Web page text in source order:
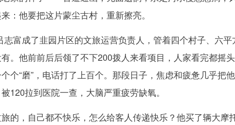
：他要把这片蒙尘古村，重新擦亮。
成了韭园片区的文旅运营负责人，管着四个村子、六平
。他前前后后领了不下200拨人来看项目，人家看完都摇
个“磨”，电话打了上百个。那段日子，焦虑和疲惫几乎把
120拉到医院一查，大脑严重疲劳缺氧。
，自己都不快乐，怎么给客人传递快乐？他买了辆大摩